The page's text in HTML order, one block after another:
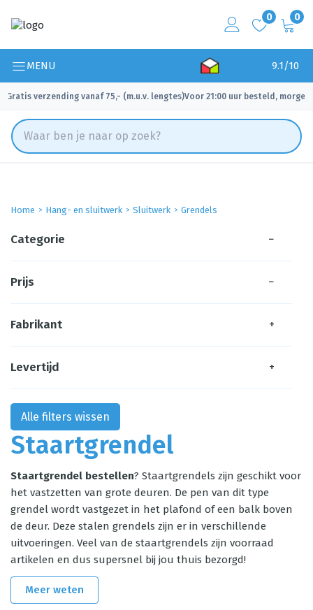
0 0
MENU 9.1/10
Gratis verzending vanaf 75,- (m.u.v. lengtes)
✓ Voor 21:00 uur besteld, morgen
Home Hang- en sluitwerk Sluitwerk Grendels
Staartgrendel
Staartgrendel bestellen? Staartgrendels zijn geschikt voor
het vastzetten van grote deuren. De pen van dit type
grendel wordt vastgezet in het plafond of een balk boven
de deur. Deze stalen grendels zijn er in verschillende
uitvoeringen. Veel van de staartgrendels zijn voorraad
artikelen en dus supersnel bij jou thuis bezorgd!
Meer weten
Categorie −
Prijs −
Fabrikant +
Levertijd +
Alle filters wissen